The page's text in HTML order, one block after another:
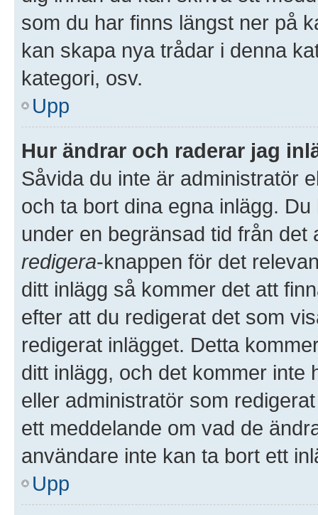
som du har finns längst ner på
kan skapa nya trådar i denna
kategori, osv.
Upp
Hur ändrar och raderar jag
Såvida du inte är administratör
och ta bort dina egna inlägg.
under en begränsad tid från
redigera-knappen för det
ditt inlägg så kommer det att
efter att du redigerat det som
redigerat inlägget. Detta
ditt inlägg, och det kommer inte
eller administratör som
ett meddelande om vad de
användare inte kan ta bort ett
Upp